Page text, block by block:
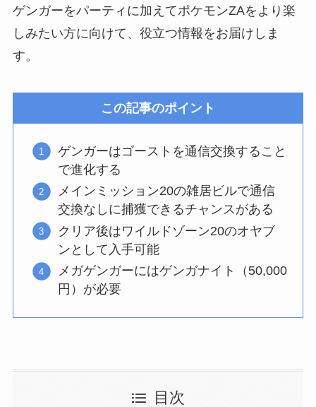
ゲンガーをパーティに加えてポケモンZAをより楽
しみたい方に向けて、役立つ情報をお届けしま
す。
この記事のポイント
ゲンガーはゴーストを通信交換すること
で進化する
メインミッション20の雑居ビルで通信
交換なしに捕獲できるチャンスがある
クリア後はワイルドゾーン20のオヤブ
ンとして入手可能
メガゲンガーにはゲンガナイト（50,000
円）が必要
目次